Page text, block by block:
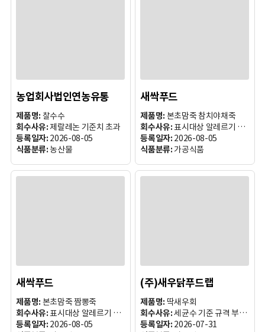
농업회사법인연농유통
제품명: 찰수수
회수사유:제랄레논 기준치 초과
등록일자: 2026-08-05
식품분류:농산물
새싹푸드
제품명: 본초맘죽 참치야채죽
회수사유:표시대상 알레르기 유발 원
등록일자: 2026-08-05
식품분류: 가공식품
새싹푸드
제품명: 본초맘죽 짬뽕죽
회수사유:표시대상 알레르기 유발 원료성분(대두, 밀, 우유, 새우, 게, 오징
등록일자: 2026-08-05
(주)새우닭푸드랩
제품명: 딱새우회
회수사유:세균수 기준 규격 부적합
등록일자: 2026-07-31